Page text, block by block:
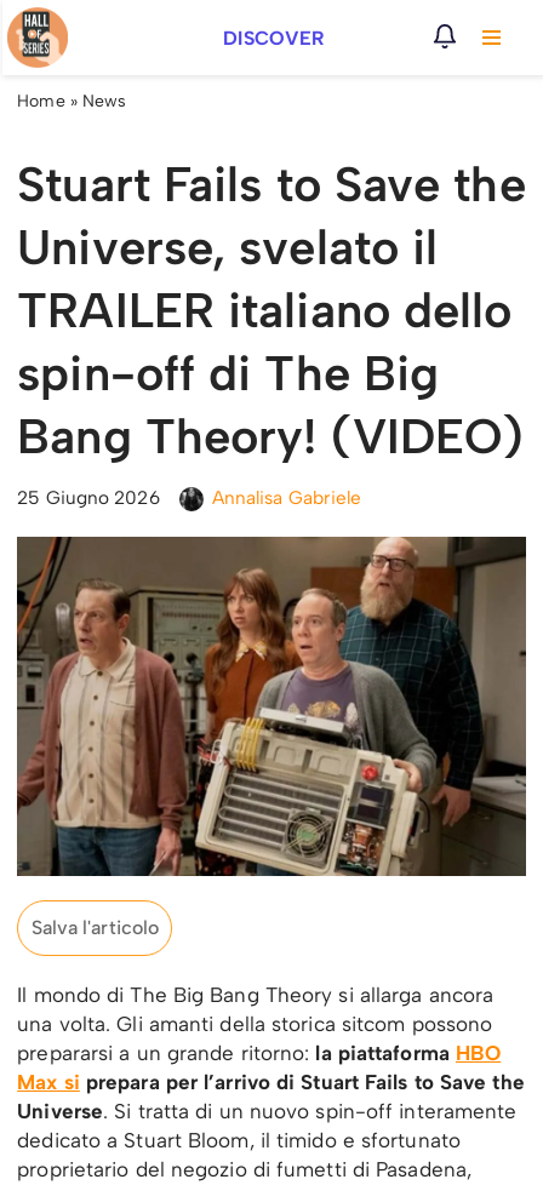
Vai
al
DISCOVER
Home» News
Stuart Fails to Save the
Universe, svelato il
TRAILER italiano dello
spin-off di The Big
Bang Theory! (VIDEO)
25 Giugno 2026 Annalisa Gabriele
Salva l'articolo
Il mondo di The Big Bang Theory si allarga ancora
una volta. Gli amanti della storica sitcom possono
prepararsi a un grande ritorno: la piattaforma HBO
Max si prepara per l’arrivo di Stuart Fails to Save the
Universe. Si tratta di un nuovo spin-off interamente
dedicato a Stuart Bloom, il timido e sfortunato
proprietario del negozio di fumetti di Pasadena,